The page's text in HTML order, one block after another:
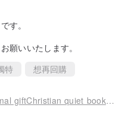
す。
願いいたします。
特 想再回購
兒童聖經 Babybible Baptismal giftChristian quiet book 宗教故事